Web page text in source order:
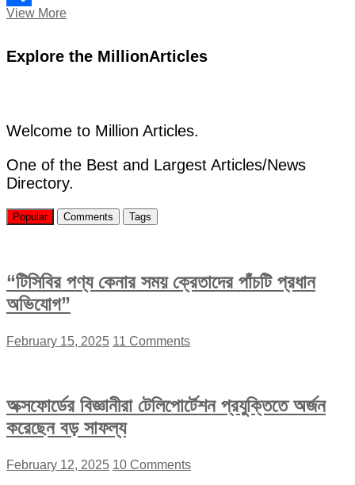
Share
View More“হাঙ্গার
চাকরি,
কোটি
৭
টাকা”
Explore the MillionArticles
Welcome to Million Articles.
One of the Best and Largest Articles/News
Directory.
Popular Comments Tags
“টিসিবির পণ্য কেনার সময় ক্রেতাদের পাঁচটি প্রধান
অভিযোগ”
February 15, 2025 11 Comments
অক্সফোর্ডের বিজ্ঞানীরা টেলিপোর্টেশন প্রযুক্তিতে অর্জন
করেছেন বড় সাফল্য
February 12, 2025 10 Comments